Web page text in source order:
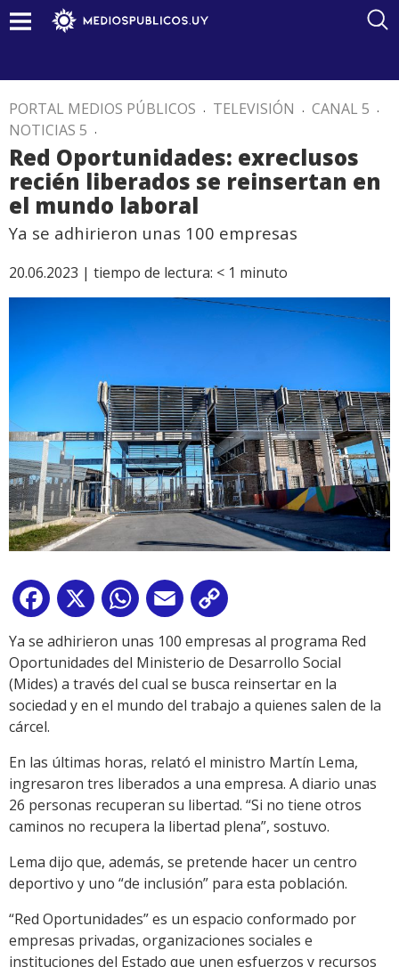
PORTAL MEDIOS PÚBLICOS . TELEVISIÓN . CANAL 5 .
NOTICIAS 5 .
Red Oportunidades: exreclusos
recién liberados se reinsertan en
el mundo laboral
Ya se adhirieron unas 100 empresas
20.06.2023 | tiempo de lectura: < 1 minuto
Facebook
X WhatsApp
Email
Link
Ya se adhirieron unas 100 empresas al programa Red
Oportunidades del Ministerio de Desarrollo Social
(Mides) a través del cual se busca reinsertar en la
sociedad y en el mundo del trabajo a quienes salen de la
cárcel.
En las últimas horas, relató el ministro Martín Lema,
ingresaron tres liberados a una empresa. A diario unas
26 personas recuperan su libertad. “Si no tiene otros
caminos no recupera la libertad plena”, sostuvo.
Lema dijo que, además, se pretende hacer un centro
deportivo y uno “de inclusión” para esta población.
“Red Oportunidades” es un espacio conformado por
empresas privadas, organizaciones sociales e
instituciones del Estado que unen esfuerzos y recursos